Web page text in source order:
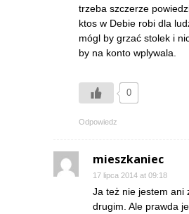
trzeba szczerze
ktos w Debie robi dla
mógl by grzać stolek i
by na konto wplywala.
0
Odpowiedz
mieszkaniec
17 lipca 2014 at 09:18
Ja też nie jestem ani
drugim. Ale prawda